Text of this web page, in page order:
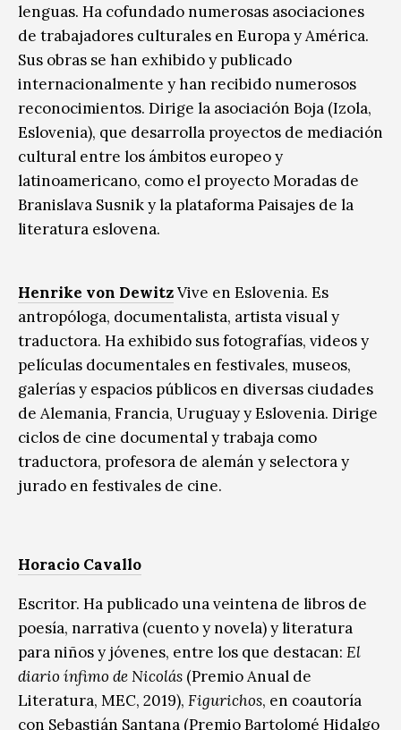
lenguas. Ha cofundado numerosas asociaciones
de trabajadores culturales en Europa y América.
Sus obras se han exhibido y publicado
internacionalmente y han recibido numerosos
reconocimientos. Dirige la asociación Boja (Izola,
Eslovenia), que desarrolla proyectos de mediación
cultural entre los ámbitos europeo y
latinoamericano, como el proyecto Moradas de
Branislava Susnik y la plataforma Paisajes de la
literatura eslovena.
Henrike von DewitzVive en Eslovenia. Es
antropóloga, documentalista, artista visual y
traductora. Ha exhibido sus fotografías, videos y
películas documentales en festivales, museos,
galerías y espacios públicos en diversas ciudades
de Alemania, Francia, Uruguay y Eslovenia. Dirige
ciclos de cine documental y trabaja como
traductora, profesora de alemán y selectora y
jurado en festivales de cine.
Horacio Cavallo
Escritor. Ha publicado una veintena de libros de
poesía, narrativa (cuento y novela) y literatura
para niños y jóvenes, entre los que destacan: El
diario ínfimo de Nicolás (Premio Anual de
Literatura, MEC, 2019), Figurichos, en coautoría
con Sebastián Santana (Premio Bartolomé Hidalgo